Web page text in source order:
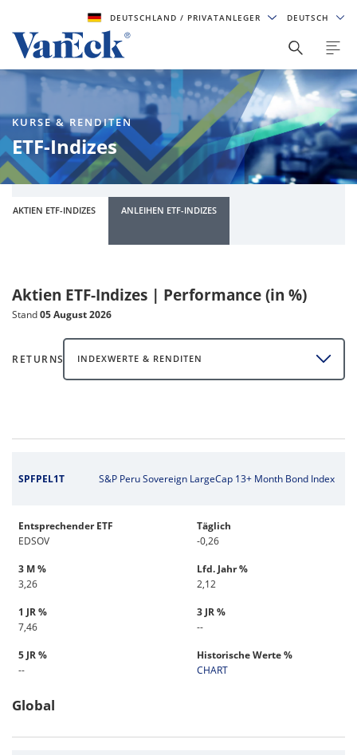
DEUTSCHLAND/ PRIVATANLEGER DEUTSCH
KURSE & RENDITEN
ETF-Indizes
AKTIEN ETF-INDIZES ANLEIHEN ETF-INDIZES
Aktien ETF-Indizes | Performance (in %)
Stand05 August 2026
RETURNS INDEXWERTE & RENDITEN
SPFPEL1T S&P Peru Sovereign LargeCap 13+ Month Bond Index
Entsprechender ETF
EDSOV
Täglich
-0,26
3 M %
3,26
Lfd. Jahr %
2,12
1 JR %
7,46
3 JR %
--
5 JR %
--
Historische Werte %
CHART
Global